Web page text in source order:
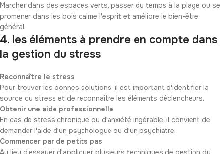
Marcher dans des espaces verts, passer du temps à la plage ou se
promener dans les bois calme l'esprit et améliore le bien-être
général.
4. les éléments à prendre en compte dans
la gestion du stress
Reconnaître le stress
Pour trouver les bonnes solutions, il est important d'identifier la
source du stress et de reconnaître les éléments déclencheurs.
Obtenir une aide professionnelle
En cas de stress chronique ou d'anxiété ingérable, il convient de
demander l'aide d'un psychologue ou d'un psychiatre.
Commencer par de petits pas
Au lieu d'essayer d'appliquer plusieurs techniques de gestion du